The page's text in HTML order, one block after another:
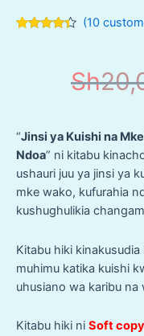
(10
Sh
“Jinsi ya Kuishi na
Ndoa” ni kitabu
ushauri juu ya jinsi ya
mke wako, kufurahia
kushughulikia
Kitabu hiki
muhimu katika kuishi
uhusiano wa karibu na
Kitabu hiki ni Soft